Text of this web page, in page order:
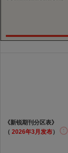
《新锐期刊分区表》
（ 2026年3月发布）